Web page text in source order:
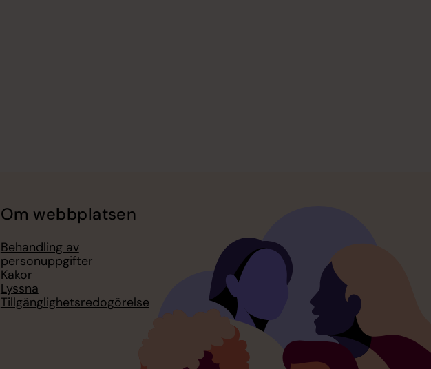
Om webbplatsen
Behandling av
personuppgifter
Kakor
Lyssna
Tillgänglighetsredogörelse